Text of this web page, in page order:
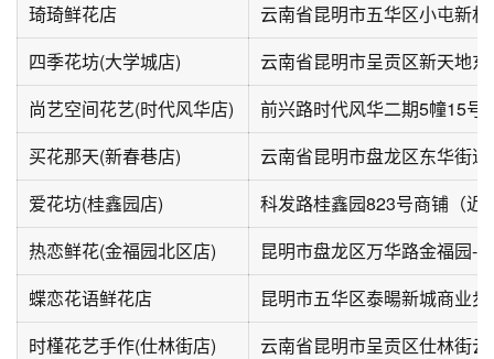
琦琦鲜花店
云南省昆明市五华区小屯新
四季花坊(大学城店)
云南省昆明市呈贡区新天地
尚艺空间花艺(时代风华店)
前兴路时代风华二期5幢15号
买花那天(新春巷店)
云南省昆明市盘龙区东华街
爱花坊(桂鑫园店)
科发路桂鑫园823号商铺（近
热恋鲜花(金福园北区店)
昆明市盘龙区万华路金福园-
蝶恋花语鲜花店
昆明市五华区泰暘新城商业
时槿花艺手作(仕林街店)
云南省昆明市呈贡区仕林街